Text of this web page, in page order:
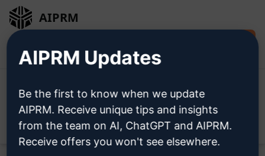
AIPRM
AIPRM Updates
Be the first to know when we update
AIPRM. Receive unique tips and insights
from the team on AI, ChatGPT and AIPRM.
Receive offers you won't see elsewhere.